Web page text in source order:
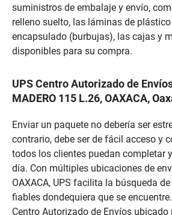
suministros de embalaje y envío,
relleno suelto, las láminas de
encapsulado (burbujas), las cajas y
disponibles para su compra.
UPS Centro Autorizado de
MADERO 115 L.26, OAXACA,
Enviar un paquete no debería ser
contrario, debe ser de fácil acceso y
todos los clientes puedan completar
día. Con múltiples ubicaciones de
OAXACA, UPS facilita la búsqueda
fiables dondequiera que se
Centro Autorizado de Envíos